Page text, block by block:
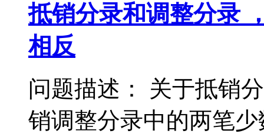
抵销分录和调整分录
相反
问题描述： 关于抵销
销调整分录中的两笔